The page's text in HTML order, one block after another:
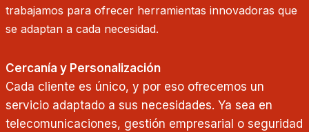
trabajamos para ofrecer herramientas innovadoras que
se adaptan a cada necesidad.
Cercanía y Personalización
Cada cliente es único, y por eso ofrecemos un
servicio adaptado a sus necesidades. Ya sea en
telecomunicaciones, gestión empresarial o seguridad